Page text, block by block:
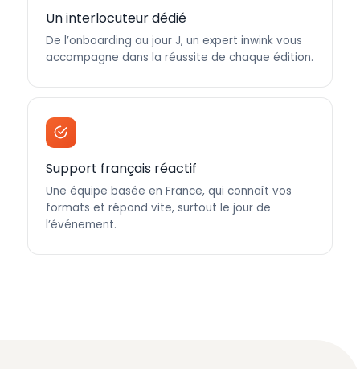
Un interlocuteur dédié
De l’onboarding au jour J, un expert inwink vous
accompagne dans la réussite de chaque édition.
Support français réactif
Une équipe basée en France, qui connaît vos
formats et répond vite, surtout le jour de
l’événement.